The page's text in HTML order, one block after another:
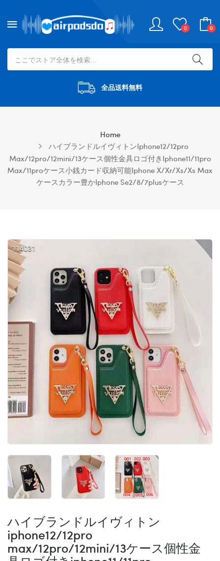
0 0
全品送料無料
Home
ハイブランドルイヴィトンiphone12/12pro
Max/12pro/12mini/13ケース個性金具ロゴ付きiphone11/11pro
Max/11proケース小銭カード収納可能iphone X/xr/xs/xs Max
ケースカラー豊かiphone Se2/8/7plusケース
ハイブランドルイヴィトン
iphone12/12pro
max/12pro/12mini/13ケース個性金